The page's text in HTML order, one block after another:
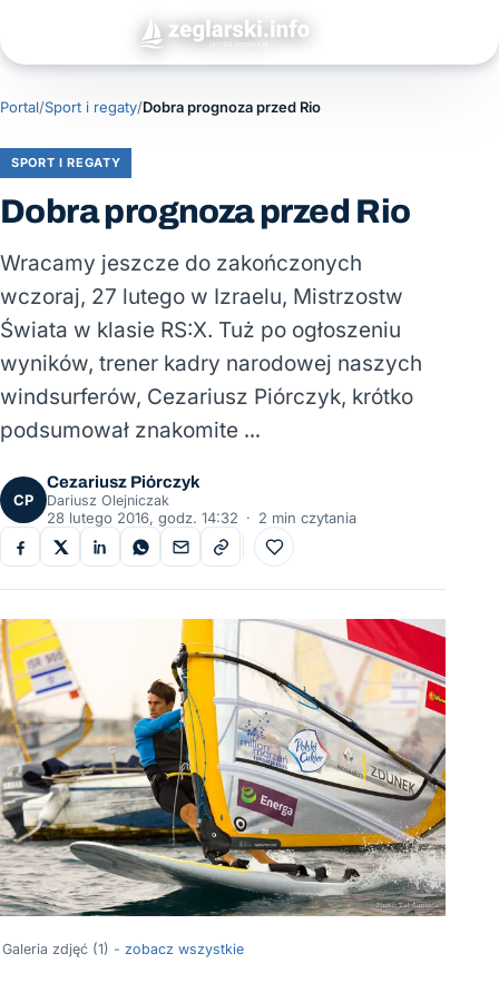
Portal/Sport i regaty/Dobra prognoza przed Rio
SPORT I REGATY
Dobra prognoza przed Rio
Wracamy jeszcze do zakończonych
wczoraj, 27 lutego w Izraelu, Mistrzostw
Świata w klasie RS:X. Tuż po ogłoszeniu
wyników, trener kadry narodowej naszych
windsurferów, Cezariusz Piórczyk, krótko
podsumował znakomite …
CP
Cezariusz Piórczyk
Dariusz Olejniczak
28 lutego 2016, godz. 14:32 · 2 min czytania
Do ulubionych
Galeria zdjęć (1) - zobacz wszystkie